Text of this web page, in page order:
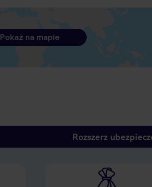
Pokaż na mapie
Rozszerz